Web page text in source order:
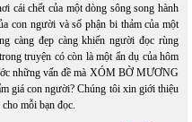
cái chết của một dòng sông song hành
con người và số phận bi thảm của một
càng đẹp càng khiến người đọc rùng
truyện có còn là một ẩn dụ của hôm
những vấn đề mà XÓM BỜ MƯƠNG
giá con người? Chúng tôi xin giới thiệu
mỗi bạn đọc.